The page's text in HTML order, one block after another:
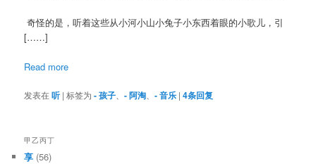
奇怪的是，听着这些从小河小山小兔子小东西着眼的小歌儿，引
[……]
Read more
发表在听 |标签为 - 孩子 、- 阿淘 、- 音乐 |4条回复
甲乙丙丁
享 (56)